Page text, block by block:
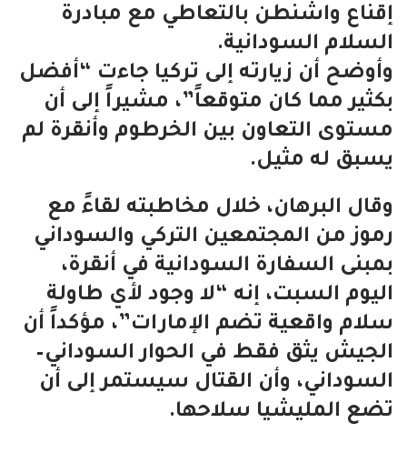
إقناع واشنطن بالتعاطي مع مبادرة
السلام السودانية.
وأوضح أن زيارته إلى تركيا جاءت “أفضل
بكثير مما كان متوقعاً”، مشيراً إلى أن
مستوى التعاون بين الخرطوم وأنقرة لم
يسبق له مثيل.
وقال البرهان، خلال مخاطبته لقاءً مع
رموز من المجتمعين التركي والسوداني
بمبنى السفارة السودانية في أنقرة،
اليوم السبت، إنه “لا وجود لأي طاولة
سلام واقعية تضم الإمارات”، مؤكداً أن
الجيش يثق فقط في الحوار السوداني–
السوداني، وأن القتال سيستمر إلى أن
تضع المليشيا سلاحها.